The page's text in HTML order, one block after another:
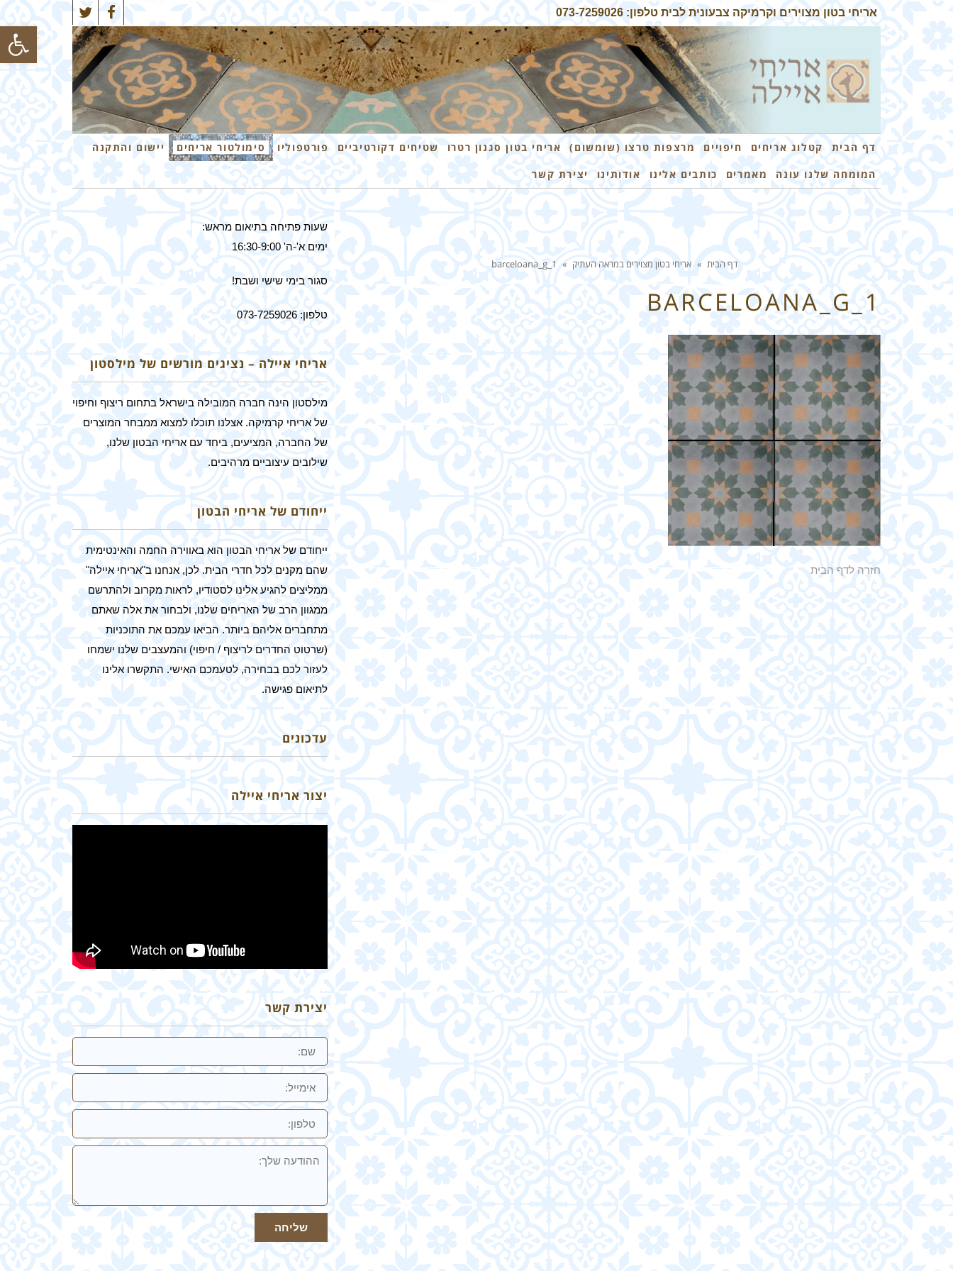
פתח
אריחי בטון מצוירים וקרמיקה צבעונית לבית טלפון: 073-7259026
Facebook
Twitter
דף הבית קטלוג אריחים חיפויים מרצפות טרצו (שומשום) אריחי בטון סגנון רטרו שטיחים דקורטיביים פורטפוליו סימולטור אריחים
יישום והתקנה
המומחה שלנו עונה
מאמרים כותבים אלינו אודותינו יצירת קשר
דף הבית » אריחי בטון מצוירים במראה העתיק »
barceloana_g_1
BARCELOANA_G_1
חזרה לדף הבית
שעות פתיחה בתיאום מראש:
ימים א'-ה' 16:30-9:00
סגור בימי שישי ושבת!
טלפון: 073-7259026
אריחי איילה – נציגים מורשים של מילסטון
מילסטון הינה חברה המובילה בישראל בתחום ריצוף וחיפוי
של אריחי קרמיקה. אצלנו תוכלו למצוא ממבחר המוצרים
של החברה, המציעים, ביחד עם אריחי הבטון שלנו,
שילובים עיצוביים מרהיבים.
ייחודם של אריחי הבטון
ייחודם של אריחי הבטון הוא באווירה החמה והאינטימית
שהם מקנים לכל חדרי הבית. לכן, אנחנו ב"אריחי איילה"
ממליצים להגיע אלינו לסטודיו, לראות מקרוב ולהתרשם
ממגוון הרב של האריחים שלנו, ולבחור את אלה שאתם
מתחברים אליהם ביותר. הביאו עמכם את התוכניות
(שרטוט החדרים לריצוף / חיפוי) והמעצבים שלנו ישמחו
לעזור לכם בבחירה, לטעמכם האישי. התקשרו אלינו
לתיאום פגישה.
עדכונים
יצור אריחי איילה
יצירת קשר
שם
אימייל
טלפון:
ההודעה
שלך
שליחה